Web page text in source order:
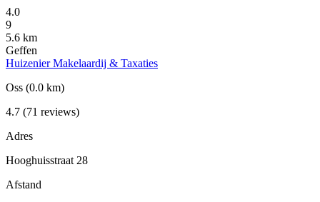
4.0
9
5.6 km
Geffen
Huizenier Makelaardij & Taxaties
Oss (0.0 km)
4.7 (71 reviews)
Adres
Hooghuisstraat 28
Afstand